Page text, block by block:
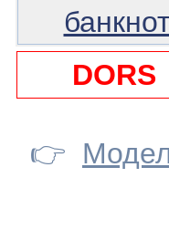
банкнот
DORS
👉